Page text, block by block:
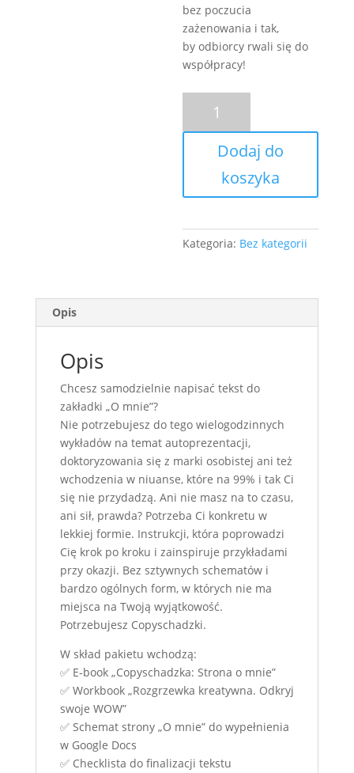
bez poczucia
zażenowania i tak,
by odbiorcy rwali się do
współpracy!
Copyschadzka:
Strona
+
od
pierwszego
Dodaj do
koszyka
Kategoria: Bez kategorii
Opis
Opis
Chcesz samodzielnie napisać tekst do
zakładki „O mnie”?
Nie potrzebujesz do tego wielogodzinnych
wykładów na temat autoprezentacji,
doktoryzowania się z marki osobistej ani też
wchodzenia w niuanse, które na 99% i tak Ci
się nie przydadzą. Ani nie masz na to czasu,
ani sił, prawda? Potrzeba Ci konkretu w
lekkiej formie. Instrukcji, która poprowadzi
Cię krok po kroku i zainspiruje przykładami
przy okazji. Bez sztywnych schematów i
bardzo ogólnych form, w których nie ma
miejsca na Twoją wyjątkowość.
Potrzebujesz Copyschadzki.
W skład pakietu wchodzą:
✅ E-book „Copyschadzka: Strona o mnie”
✅ Workbook „Rozgrzewka kreatywna. Odkryj
swoje WOW”
✅ Schemat strony „O mnie” do wypełnienia
w Google Docs
✅ Checklista do finalizacji tekstu